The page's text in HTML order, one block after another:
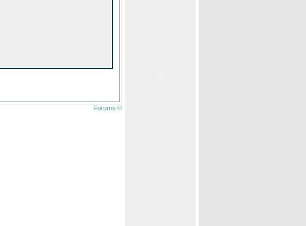
Forums ©